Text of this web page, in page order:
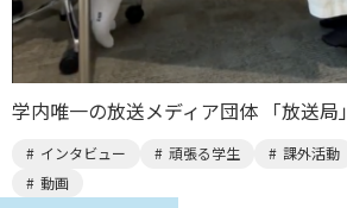
学内唯一の放送メディア団体 「放送局」
インタビュー 頑張る学生 課外活動
動画